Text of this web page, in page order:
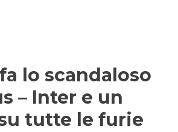
lo scandaloso
– Inter e un
tutte le furie